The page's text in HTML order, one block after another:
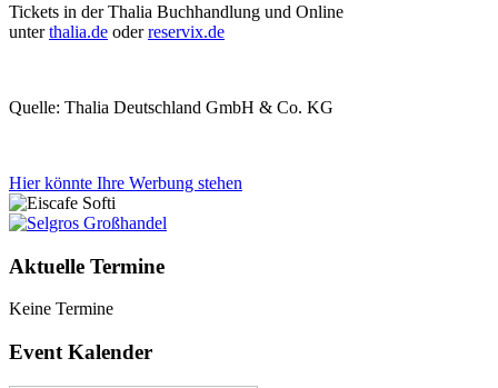
Tickets in der Thalia Buchhandlung und Online
unterthalia.de oderreservix.de
Quelle: Thalia Deutschland GmbH & Co. KG
Hier könnte Ihre Werbung stehen
Aktuelle Termine
Keine Termine
Event Kalender